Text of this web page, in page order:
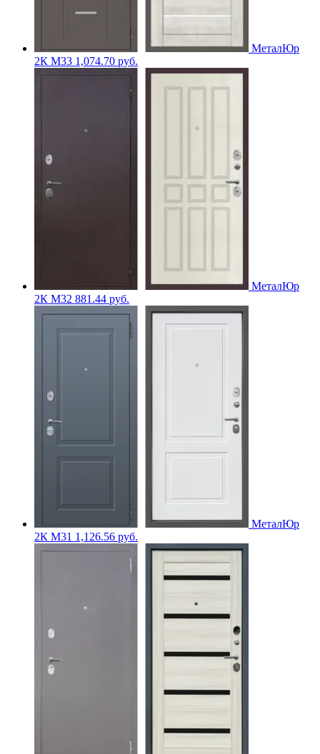
МеталЮр
2К M33 1,074.70 руб.
МеталЮр
2К M32 881.44 руб.
МеталЮр
2К M31 1,126.56 руб.